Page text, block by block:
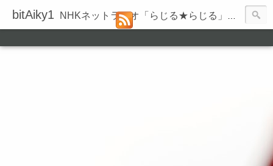
bitAiky1 NHKネットラジオ「らじる★らじる」の録音履歴